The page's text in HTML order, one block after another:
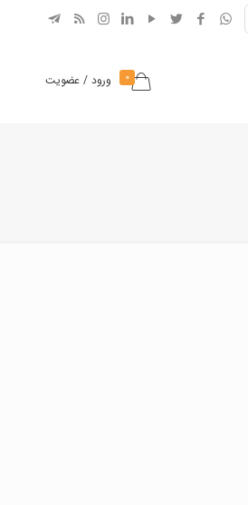
0 ورود / عضویت